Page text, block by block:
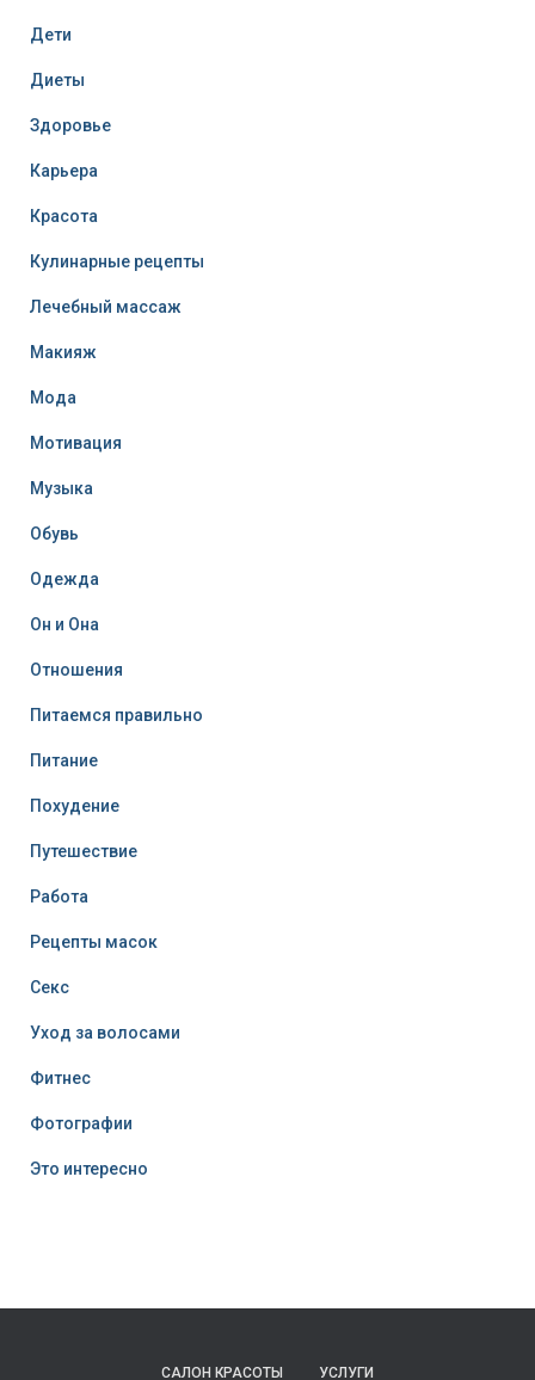
Дети
Диеты
Здоровье
Карьера
Красота
Кулинарные рецепты
Лечебный массаж
Макияж
Мода
Мотивация
Музыка
Обувь
Одежда
Он и Она
Отношения
Питаемся правильно
Питание
Похудение
Путешествие
Работа
Рецепты масок
Секс
Уход за волосами
Фитнес
Фотографии
Это интересно
САЛОН КРАСОТЫ УСЛУГИ